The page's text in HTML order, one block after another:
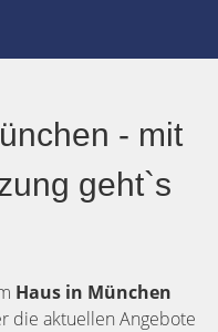
- mit
geht`s
Haus in München
die aktuellen Angebote